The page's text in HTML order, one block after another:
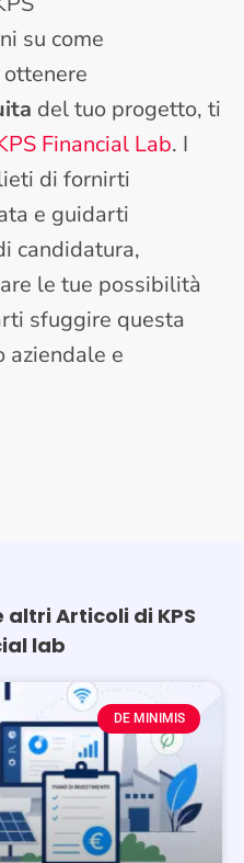
su come
del tuo progetto, ti
Financial Lab. I
di fornirti
e guidarti
candidatura,
le tue possibilità
sfuggire questa
aziendale e
Articoli di KPS
lab
DE MINIMIS
Page